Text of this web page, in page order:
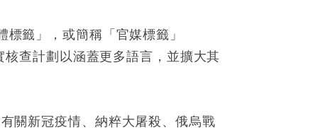
籤」，或簡稱「官媒標籤」
查計劃以涵蓋更多語言，並擴大其
關新冠疫情、納粹大屠殺、俄烏戰